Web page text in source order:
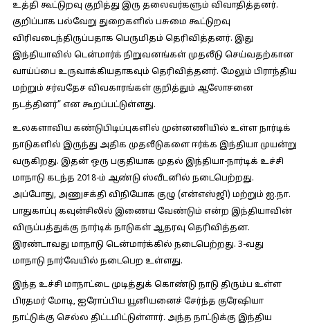
உத்தி கூட்டுறவு குறித்து இரு தலைவர்களும் விவாதித்தனர்.
குறிப்பாக பல்வேறு துறைகளில் பசுமை கூட்டுறவு
விரிவடைந்திருப்பதாக பெருமிதம் தெரிவித்தனர். இது
இந்தியாவில் டென்மார்க் நிறுவனங்கள் முதலீடு செய்வதற்கான
வாய்ப்பை உருவாக்கியதாகவும் தெரிவித்தனர். மேலும் பிராந்திய
மற்றும் சர்வதேச விவகாரங்கள் குறித்தும் ஆலோசனை
நடத்தினர்” என கூறப்பட்டுள்ளது.
உலகளாவிய கண்டுபிடிப்புகளில் முன்னணியில் உள்ள நார்டிக்
நாடுகளில் இருந்து அதிக முதலீடுகளை ஈர்க்க இந்தியா முயன்று
வருகிறது. இதன் ஒரு பகுதியாக முதல் இந்தியா-நார்டிக் உச்சி
மாநாடு கடந்த 2018-ம் ஆண்டு ஸ்வீடனில் நடைபெற்றது.
அப்போது, அணுசக்தி விநியோக குழு (என்எஸ்ஜி) மற்றும் ஐ.நா.
பாதுகாப்பு கவுன்சிலில் இணைய வேண்டும் என்ற இந்தியாவின்
விருப்பத்துக்கு நார்டிக் நாடுகள் ஆதரவு தெரிவித்தன.
இரண்டாவது மாநாடு டென்மார்க்கில் நடைபெற்றது. 3-வது
மாநாடு நார்வேயில் நடைபெற உள்ளது.
இந்த உச்சி மாநாட்டை முடித்துக் கொண்டு நாடு திரும்ப உள்ள
பிரதமர் மோடி, ஐரோப்பிய யூனியனைச் சேர்ந்த குரேஷியா
நாட்டுக்கு செல்ல திட்டமிட்டுள்ளார். அந்த நாட்டுக்கு இந்திய